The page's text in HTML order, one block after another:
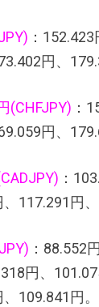
：
円、
(CHFJPY) ：
円、
：
117.291円、
：88.552
円、
109.841円。